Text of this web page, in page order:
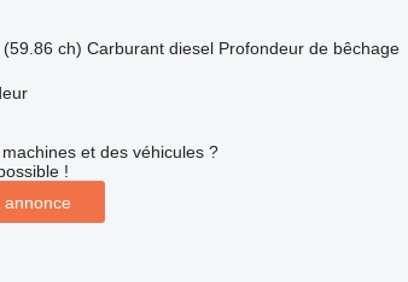
ch) Carburant diesel Profondeur de bêchage
et des véhicules ?
!
annonce